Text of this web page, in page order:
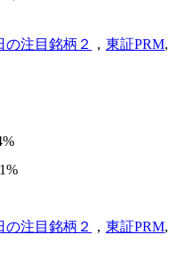
の注目銘柄２ ， 東証PRM,
の注目銘柄２ ， 東証PRM,